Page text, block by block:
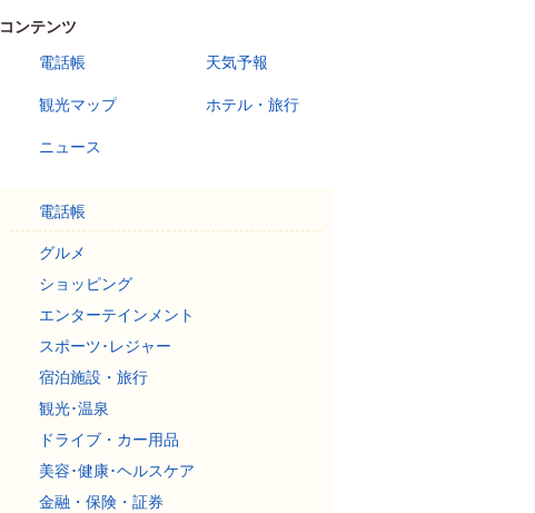
コンテンツ
電話帳
天気予報
観光マップ ホテル・旅行
ニュース
電話帳
グルメ
ショッピング
エンターテインメント
スポーツ･レジャー
宿泊施設・旅行
観光･温泉
ドライブ・カー用品
美容･健康･ヘルスケア
金融・保険・証券